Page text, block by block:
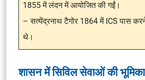
1855 में लंदन में आयोजित की गईं।
– सत्येंद्रनाथ टैगोर 1864 में ICS पास
थे।
शासन में सिविल सेवाओं की भूमिका